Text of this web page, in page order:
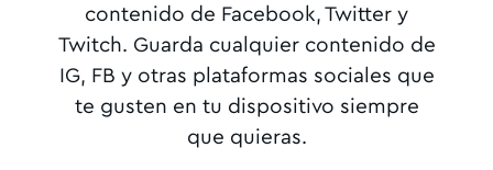
contenido de Facebook, Twitter y
Twitch. Guarda cualquier contenido de
IG, FB y otras plataformas sociales que
te gusten en tu dispositivo siempre
que quieras.